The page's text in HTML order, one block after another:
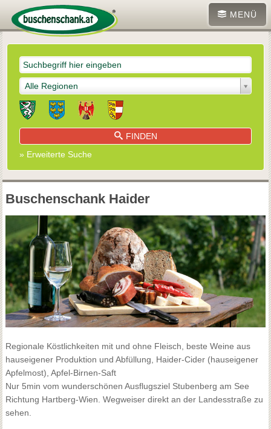
MENÜ
Alle Regionen
FINDEN
» Erweiterte Suche
Buschenschank Haider
Regionale Köstlichkeiten mit und ohne Fleisch, beste Weine aus
hauseigener Produktion und Abfüllung, Haider-Cider (hauseigener
Apfelmost), Apfel-Birnen-Saft
Nur 5min vom wunderschönen Ausflugsziel Stubenberg am See
Richtung Hartberg-Wien. Wegweiser direkt an der Landesstraße zu
sehen.